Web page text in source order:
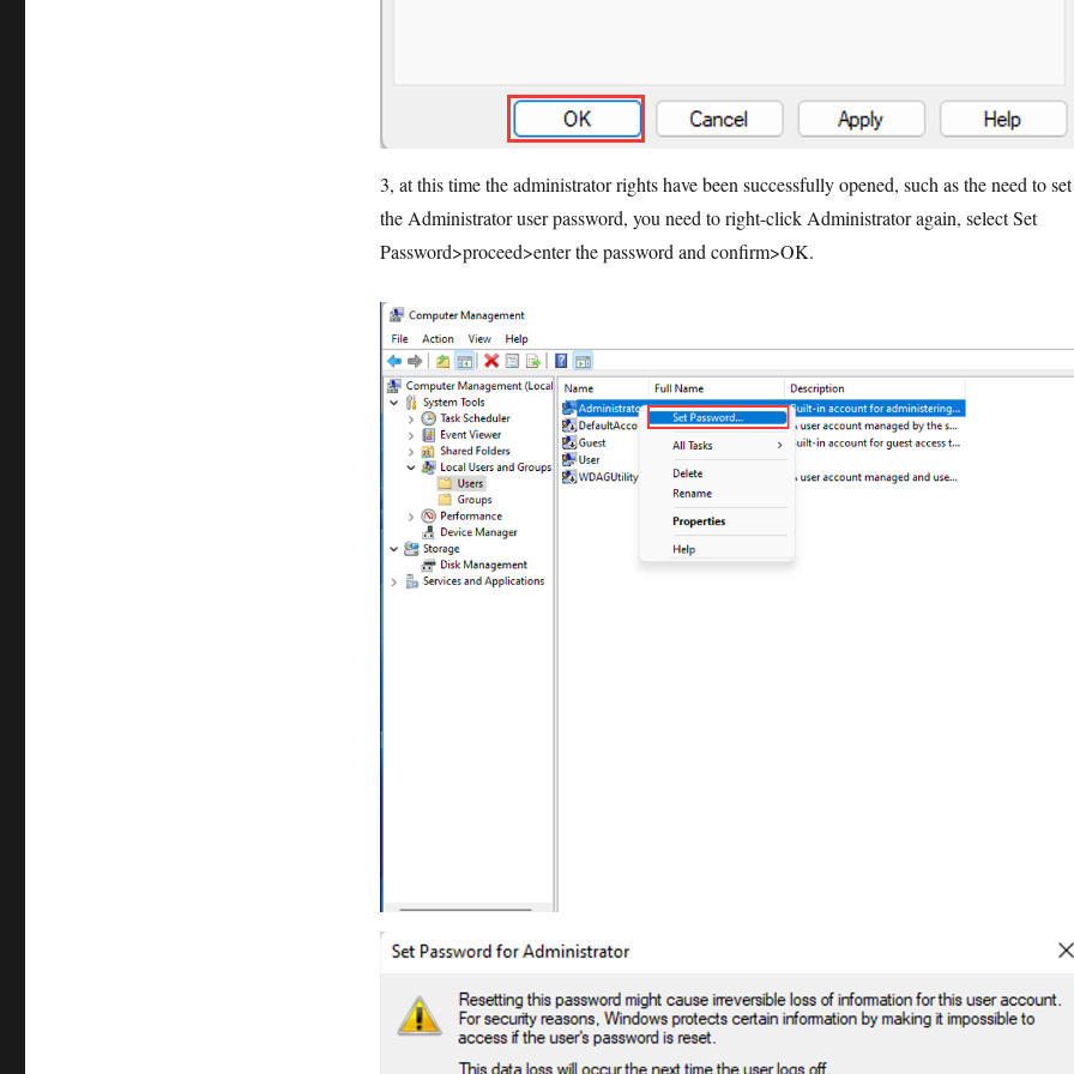
3, at this time the administrator rights have been successfully opened, such as the need to set
the Administrator user password, you need to right-click Administrator again, select Set
Password>proceed>enter the password and confirm>OK.